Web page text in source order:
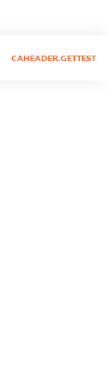
CAHEADER.GETTEST